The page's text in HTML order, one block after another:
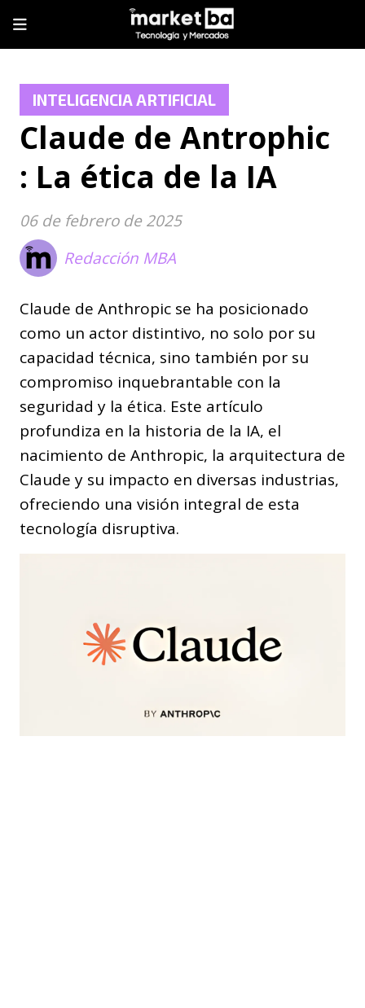
Claude de Antrophic
: La ética de la IA
Claude de Anthropic se ha posicionado
como un actor distintivo, no solo por su
capacidad técnica, sino también por su
compromiso inquebrantable con la
seguridad y la ética. Este artículo
profundiza en la historia de la IA, el
nacimiento de Anthropic, la arquitectura de
Claude y su impacto en diversas industrias,
ofreciendo una visión integral de esta
tecnología disruptiva.
INTELIGENCIA ARTIFICIAL
06 de febrero de 2025
Redacción MBA